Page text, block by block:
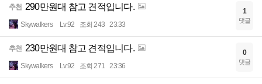
추천 290만원대 참고 견적입니다.
Skywalkers Lv.92 조회 243 23:33
1
댓글
추천 230만원대 참고 견적입니다.
Skywalkers Lv.92 조회 271 23:36
0
댓글